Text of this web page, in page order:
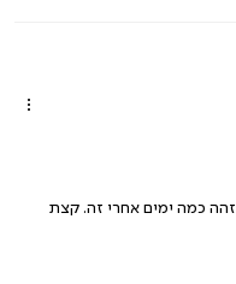
כמה ימים אחרי זה. קצת